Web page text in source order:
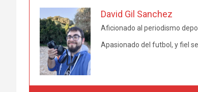
David Gil Sanchez
Aficionado al periodismo
Apasionado del futbol, y fiel